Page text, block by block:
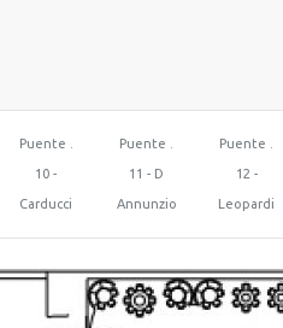
Puente .
10 -
Carducci
Puente .
11 - D
Annunzio
Puente .
12 -
Leopardi